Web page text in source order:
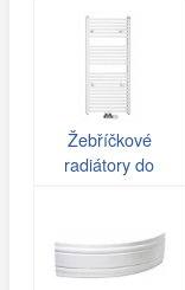
Žebříčkové
radiátory do